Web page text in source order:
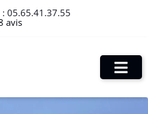
05.65.41.37.55
avis